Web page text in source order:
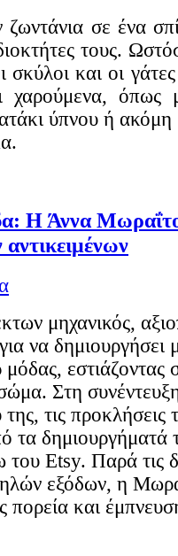
σε ένα
τους.
σκύλοι και οι
χαρούμενα,
ύπνου ή ακόμη
Η Άννα
μηχανικός,
να δημιουργήσει
εστιάζοντας
Στη
τις προκλήσεις
τα δημιουργήματά
του Etsy. Παρά τις
εξόδων, η
πορεία και